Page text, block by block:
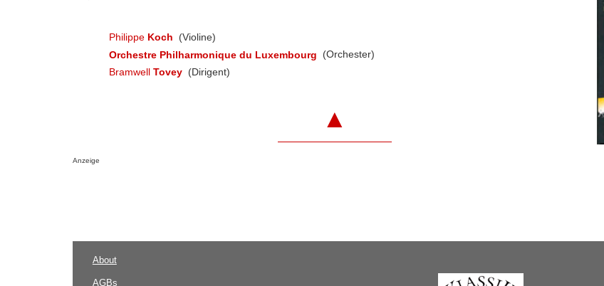
Philippe Koch
(Violine)
Orchestre Philharmonique du Luxembourg
(Orchester)
Bramwell Tovey (Dirigent)
▲
Anzeige
About
AGBs